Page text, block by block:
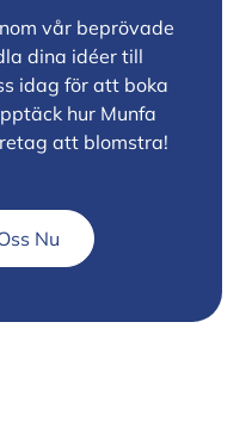
vår beprövade
dina idéer till
idag för att boka
hur Munfa
att blomstra!
Nu